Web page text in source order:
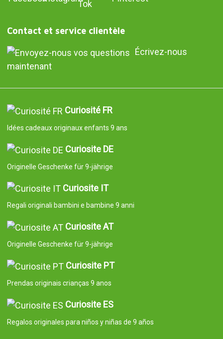
Contact et service clientèle
Écrivez-nous
maintenant
Curiosité FR
Idées cadeaux originaux enfants 9 ans
Curiosite DE
Originelle Geschenke für 9-jährige
Curiosite IT
Regali originali bambini e bambine 9 anni
Curiosite AT
Originelle Geschenke für 9-jährige
Curiosite PT
Prendas originais crianças 9 anos
Curiosite ES
Regalos originales para niños y niñas de 9 años